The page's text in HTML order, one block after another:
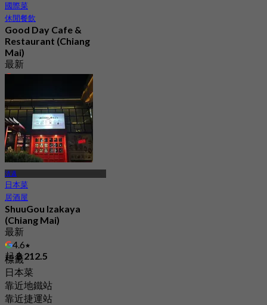
國際菜
休閒餐飲
Good Day Cafe &
Restaurant (Chiang
Mai)
最新
4.5
清邁
日本菜
居酒屋
ShuuGou Izakaya
(Chiang Mai)
最新
4.6
起฿ 212.5
標籤
日本菜
靠近地鐵站
靠近捷運站